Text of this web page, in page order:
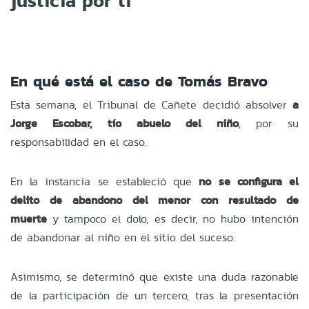
En qué está el caso de Tomás Bravo
Esta semana, el Tribunal de Cañete decidió absolver a
Jorge Escobar, tío abuelo del niño, por su
responsabilidad en el caso.
En la instancia se estableció que no se configura el
delito de abandono del menor con resultado de
muerte y tampoco el dolo, es decir, no hubo intención
de abandonar al niño en el sitio del suceso.
Asimismo, se determinó que existe una duda razonable
de la participación de un tercero, tras la presentación